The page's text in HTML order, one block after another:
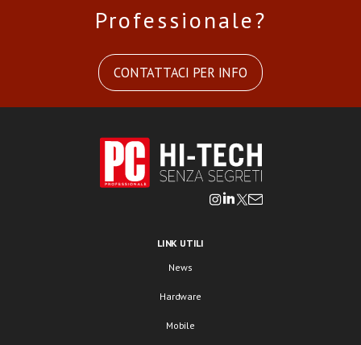
Professionale?
CONTATTACI PER INFO
LINK UTILI
News
Hardware
Mobile